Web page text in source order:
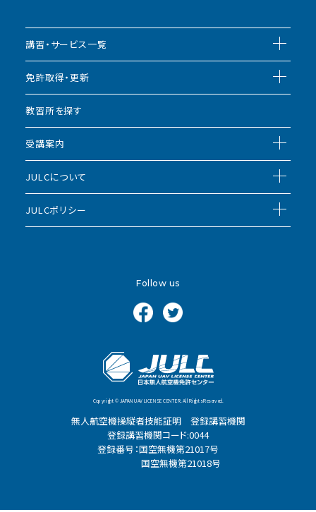
講習・サービス一覧
免許取得・更新
教習所を探す
受講案内
JULCについて
JULCポリシー
Follow us
Copyright © JAPAN UAV LICENSE CENTER. All Rights Reserved.
無人航空機操縦者技能証明 登録講習機関
登録講習機関コード:0044
登録番号：国空無機第21017号
国空無機第21018号